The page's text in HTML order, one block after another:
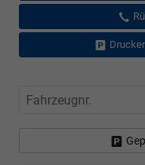
Fahrzeugnr.